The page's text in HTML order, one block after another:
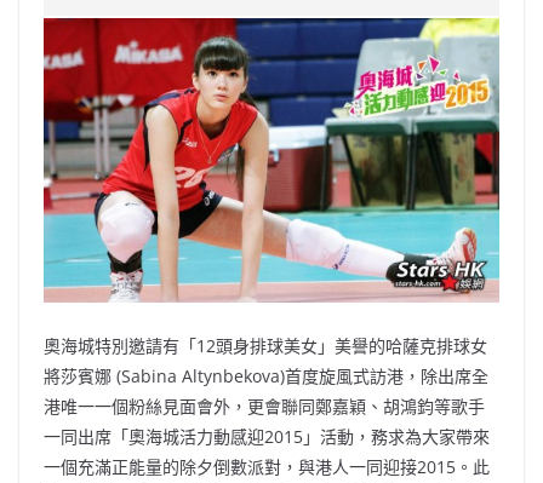
e
b
o
o
k
W
ei
b
o
s
A
p
p
h
at
er l y
Li
n
k
奧海城特別邀請有「12頭身排球美女」美譽的哈薩克排球女
將莎賓娜 (Sabina Altynbekova)首度旋風式訪港，除出席全
港唯一一個粉絲見面會外，更會聯同鄭嘉穎、胡鴻鈞等歌手
一同出席「奧海城活力動感迎2015」活動，務求為大家帶來
一個充滿正能量的除夕倒數派對，與港人一同迎接2015。此